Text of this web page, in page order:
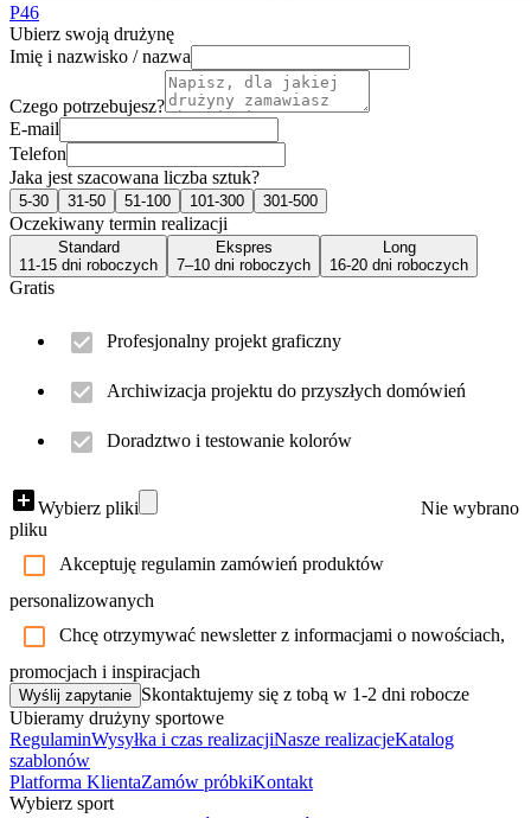
P46
Ubierz swoją drużynę
Imię i nazwisko / nazwa
Czego potrzebujesz?
E-mail
Telefon
Jaka jest szacowana liczba sztuk?
5-30 31-50 51-100 101-300 301-500
Oczekiwany termin realizacji
Standard
11-15 dni roboczych
Ekspres
7–10 dni roboczych
Long
16-20 dni roboczych
Gratis
Profesjonalny projekt graficzny
Archiwizacja projektu do przyszłych domówień
Doradztwo i testowanie kolorów
Wybierz pliki
Nie wybrano
pliku
Akceptuję regulamin zamówień produktów
personalizowanych
Chcę otrzymywać newsletter z informacjami o nowościach,
promocjach i inspiracjach
Wyślij zapytanie Skontaktujemy się z tobą w 1-2 dni robocze
Ubieramy drużyny sportowe
RegulaminWysyłka i czas realizacjiNasze realizacjeKatalog
szablonów
Platforma KlientaZamów próbkiKontakt
Wybierz sport